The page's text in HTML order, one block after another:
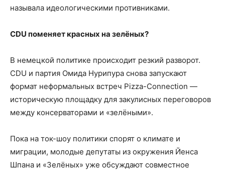
называла идеологическими противниками.
CDU поменяет красных на зелёных?
В немецкой политике происходит резкий разворот.
CDU и партия Омида Нурипура снова запускают
формат неформальных встреч Pizza-Connection —
историческую площадку для закулисных переговоров
между консерваторами и «зелёными».
Пока на ток-шоу политики спорят о климате и
миграции, молодые депутаты из окружения Йенса
Шпана и «Зелёных» уже обсуждают совместное